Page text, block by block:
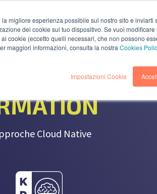
migliore esperienza possibile sul nostro sito e
dei cookie sul tuo dispositivo. Se vuoi
cookie (eccetto quelli necessari, che non possono
maggiori informazioni, consulta la nostra Cookies
Impostazioni Cookie
SOCIÉTÉ SOLUTIONS
Cloud Native